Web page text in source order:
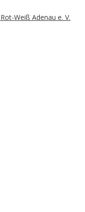
Weiß Adenau e. V.